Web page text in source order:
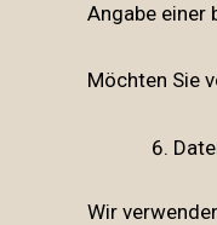
Angabe einer
Möchten Sie
Wir